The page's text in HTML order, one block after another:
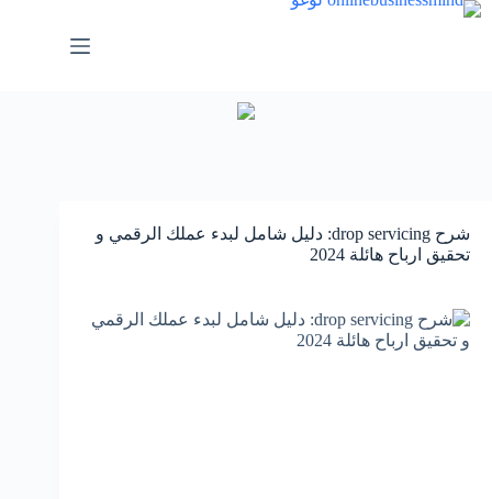
التجاوز
شرح drop servicing: دليل شامل لبدء عملك الرقمي و
تحقيق ارباح هائلة 2024